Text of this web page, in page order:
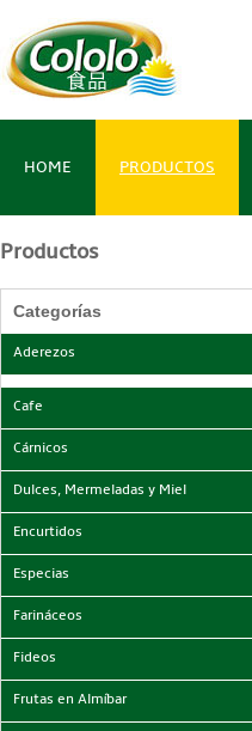
HOME PRODUCTOS
Productos
Categorías
Aderezos
Cafe
Cárnicos
Dulces, Mermeladas y Miel
Encurtidos
Especias
Farináceos
Fideos
Frutas en Almíbar